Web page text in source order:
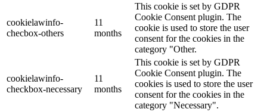
cookielawinfo-
checbox-others
11
months
This cookie is set by GDPR
Cookie Consent plugin. The
cookie is used to store the user
consent for the cookies in the
category "Other.
cookielawinfo-
checkbox-necessary
11
months
This cookie is set by GDPR
Cookie Consent plugin. The
cookies is used to store the user
consent for the cookies in the
category "Necessary".